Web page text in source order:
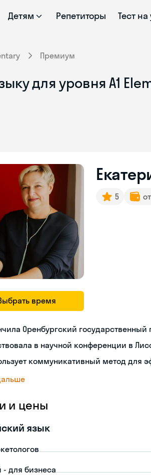
Детям Репетиторы Тест
Премиум
для уровня A1
время
5
Оренбургский
в научной конференции в
коммуникативный метод для
и цены
язык
- для бизнеса